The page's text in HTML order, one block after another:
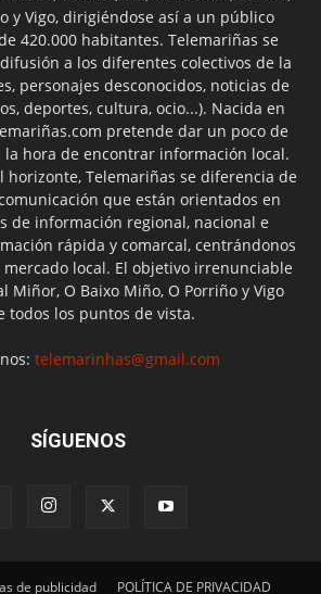
y Vigo, dirigiéndose así a un público
420.000 habitantes. Telemariñas se
a los diferentes colectivos de la
personajes desconocidos, noticias de
deportes, cultura, ocio...). Nacida en
pretende dar un poco de
la hora de encontrar información local.
horizonte, Telemariñas se diferencia de
que están orientados en
de información regional, nacional e
rápida y comarcal, centrándonos
local. El objetivo irrenunciable
Miñor, O Baixo Miño, O Porriño y Vigo
todos los puntos de vista.
telemarinhas@gmail.com
SÍGUENOS
de publicidad POLÍTICA DE PRIVACIDAD